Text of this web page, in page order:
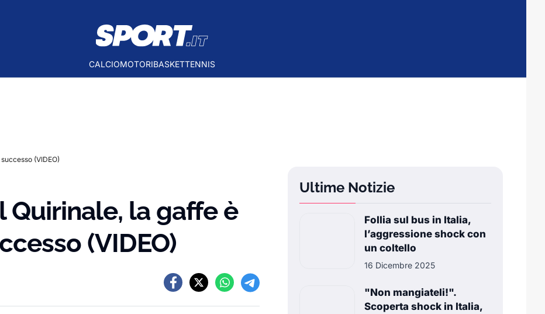
CALCIOMOTORIBASKETTENNIS
(VIDEO)
Quirinale, la gaffe è
(VIDEO)
Ultime Notizie
Follia sul bus in Italia,
l’aggressione shock con
un coltello
16 Dicembre 2025
"Non mangiateli!".
Scoperta shock in Italia,